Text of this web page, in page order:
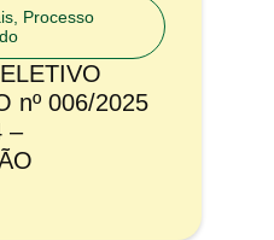
Processo
nº 006/2025
–